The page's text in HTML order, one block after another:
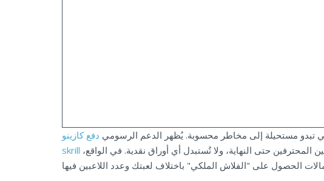
تبدو مستحيلة إلى مخاطر محسوبة. يُظهر الدعم الرسومي دفع كازينو
skrill